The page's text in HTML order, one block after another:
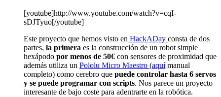
[youtube]http://www.youtube.com/watch?v=cqI-
sDJTyuo[/youtube]
Este proyecto que hemos visto en HackADay consta de dos
partes, la primera es la construcción de un robot simple
hexápodo por menos de 50€ con sensores de proximidad que
además utiliza un Pololu Micro Maestro (aquímanual
completo) como cerebro que puede controlar hasta 6 servos
y se puede programar con scripts. Nos parece un proyecto
interesante de bajo coste para adentrarte en la robótica.